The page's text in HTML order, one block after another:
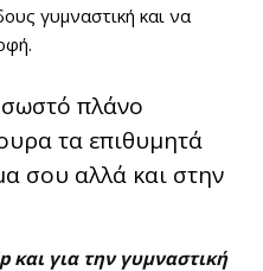
γυμναστική και να
πλάνο
τα επιθυμητά
σου αλλά και στην
και για την γυμναστική